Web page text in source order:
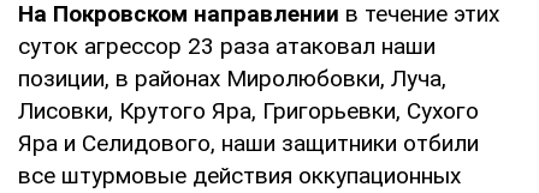
На Покровском направлении в течение этих
суток агрессор 23 раза атаковал наши
позиции, в районах Миролюбовки, Луча,
Лисовки, Крутого Яра, Григорьевки, Сухого
Яра и Селидового, наши защитники отбили
все штурмовые действия оккупационных